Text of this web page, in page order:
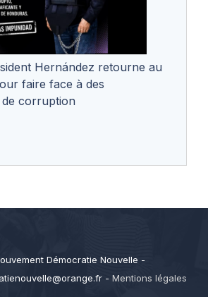
Hernández retourne au
faire face à des
corruption
Démocratie Nouvelle -
- Mentions légales